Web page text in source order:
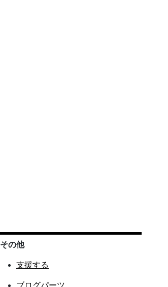
その他
支援する
ブログパーツ